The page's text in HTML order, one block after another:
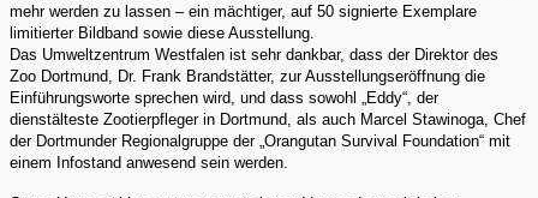
mehr werden zu lassen – ein mächtiger, auf 50 signierte Exemplare
limitierter Bildband sowie diese Ausstellung.
Das Umweltzentrum Westfalen ist sehr dankbar, dass der Direktor des
Zoo Dortmund, Dr. Frank Brandstätter, zur Ausstellungseröffnung die
Einführungsworte sprechen wird, und dass sowohl „Eddy“, der
dienstälteste Zootierpfleger in Dortmund, als auch Marcel Stawinoga, Chef
der Dortmunder Regionalgruppe der „Orangutan Survival Foundation“ mit
einem Infostand anwesend sein werden.